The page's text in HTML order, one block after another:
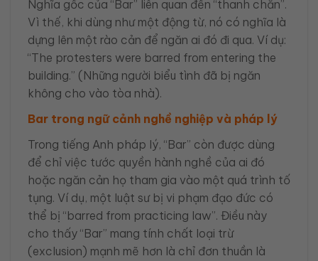
Nghĩa gốc của “Bar” liên quan đến “thanh chắn”.
Vì thế, khi dùng như một động từ, nó có nghĩa là
dựng lên một rào cản để ngăn ai đó đi qua. Ví dụ:
“The protesters were barred from entering the
building.” (Những người biểu tình đã bị ngăn
không cho vào tòa nhà).
Bar trong ngữ cảnh nghề nghiệp và pháp lý
Trong tiếng Anh pháp lý, “Bar” còn được dùng
để chỉ việc tước quyền hành nghề của ai đó
hoặc ngăn cản họ tham gia vào một quá trình tố
tụng. Ví dụ, một luật sư bị vi phạm đạo đức có
thể bị “barred from practicing law”. Điều này
cho thấy “Bar” mang tính chất loại trừ
(exclusion) mạnh mẽ hơn là chỉ đơn thuần là